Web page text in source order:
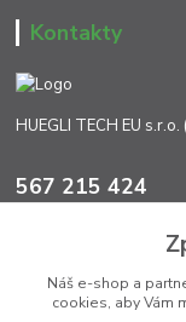
Kontakty
HUEGLI TECH EU
567 215 424
Náš e-shop a
cookies, aby Vám